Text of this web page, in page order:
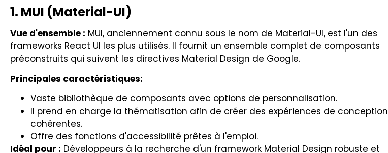
1. MUI (Material-UI)
Vue d'ensemble : MUI, anciennement connu sous le nom de Material-UI, est l'un des
frameworks React UI les plus utilisés. Il fournit un ensemble complet de composants
préconstruits qui suivent les directives Material Design de Google.
Principales caractéristiques:
Vaste bibliothèque de composants avec options de personnalisation.
Il prend en charge la thématisation afin de créer des expériences de conception
cohérentes.
Offre des fonctions d'accessibilité prêtes à l'emploi.
Idéal pour : Développeurs à la recherche d'un framework Material Design robuste et